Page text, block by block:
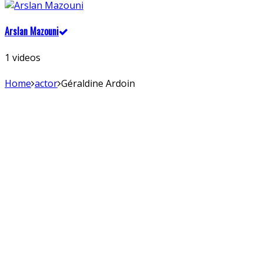
Arslan Mazouni
1 videos
Home actor Géraldine Ardoin